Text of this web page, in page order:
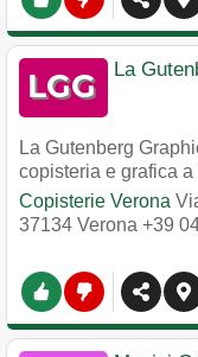
La
La Gutenberg
copisteria e grafica a
Copisterie Verona
37134 Verona +39